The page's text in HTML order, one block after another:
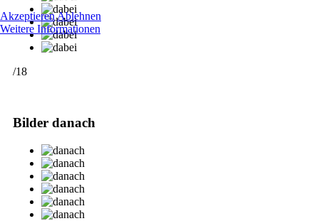
/18
Bilder danach
AkzeptierenAblehnen
Weitere Informationen